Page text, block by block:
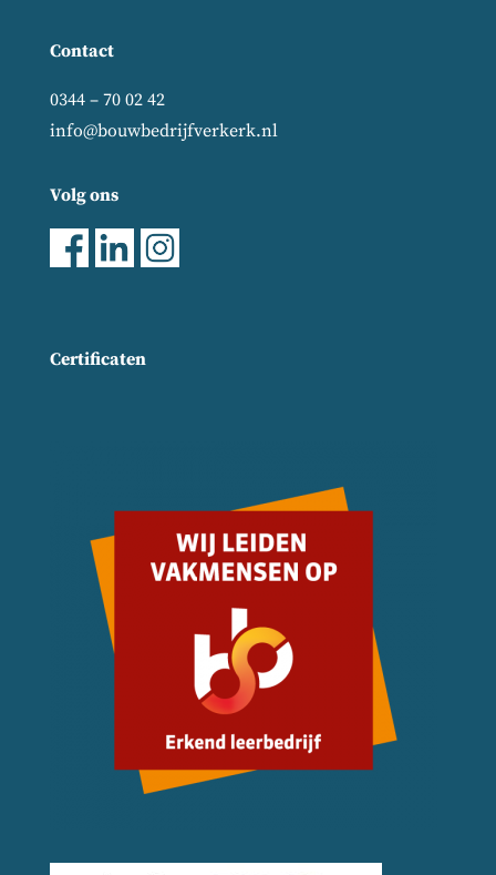
Contact
0344 – 70 02 42
info@bouwbedrijfverkerk.nl
Volg ons
Certificaten